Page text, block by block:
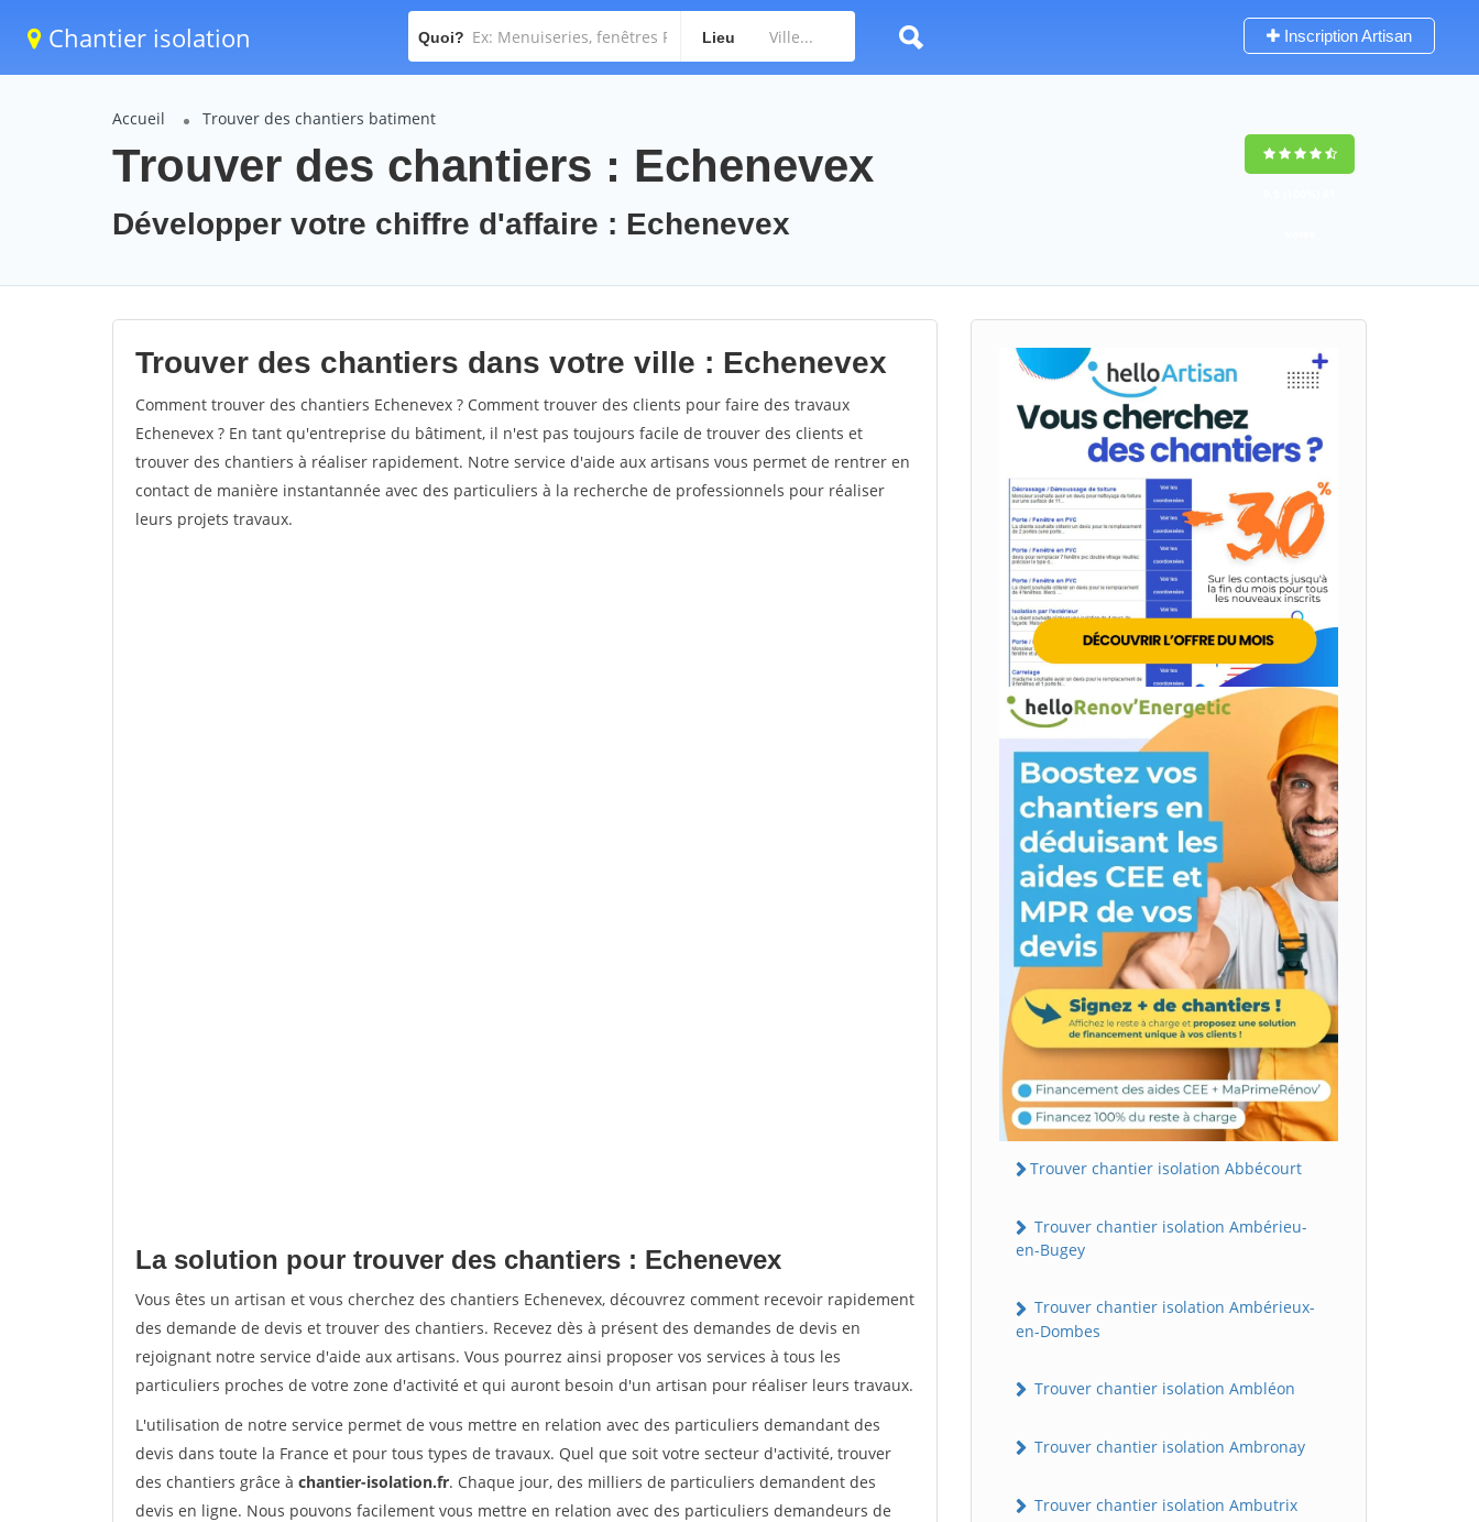
Chantier isolation Quoi? Lieu Inscription Artisan
Accueil Trouver des chantiers batiment
Trouver des chantiers : Echenevex
Développer votre chiffre d'affaire : Echenevex
Trouver des chantiers dans votre ville : Echenevex
Comment trouver des chantiers Echenevex ? Comment trouver des clients pour faire des travaux
Echenevex ? En tant qu'entreprise du bâtiment, il n'est pas toujours facile de trouver des clients et
trouver des chantiers à réaliser rapidement. Notre service d'aide aux artisans vous permet de rentrer en
contact de manière instantannée avec des particuliers à la recherche de professionnels pour réaliser
leurs projets travaux.
La solution pour trouver des chantiers : Echenevex
Vous êtes un artisan et vous cherchez des chantiers Echenevex, découvrez comment recevoir rapidement
des demande de devis et trouver des chantiers. Recevez dès à présent des demandes de devis en
rejoignant notre service d'aide aux artisans. Vous pourrez ainsi proposer vos services à tous les
particuliers proches de votre zone d'activité et qui auront besoin d'un artisan pour réaliser leurs travaux.
L'utilisation de notre service permet de vous mettre en relation avec des particuliers demandant des
devis dans toute la France et pour tous types de travaux. Quel que soit votre secteur d'activité, trouver
des chantiers grâce à chantier-isolation.fr. Chaque jour, des milliers de particuliers demandent des
devis en ligne. Nous pouvons facilement vous mettre en relation avec des particuliers demandeurs de
Trouver chantier isolation Abbécourt
Trouver chantier isolation Ambérieu-
en-Bugey
Trouver chantier isolation Ambérieux-
en-Dombes
Trouver chantier isolation Ambléon
Trouver chantier isolation Ambronay
Trouver chantier isolation Ambutrix